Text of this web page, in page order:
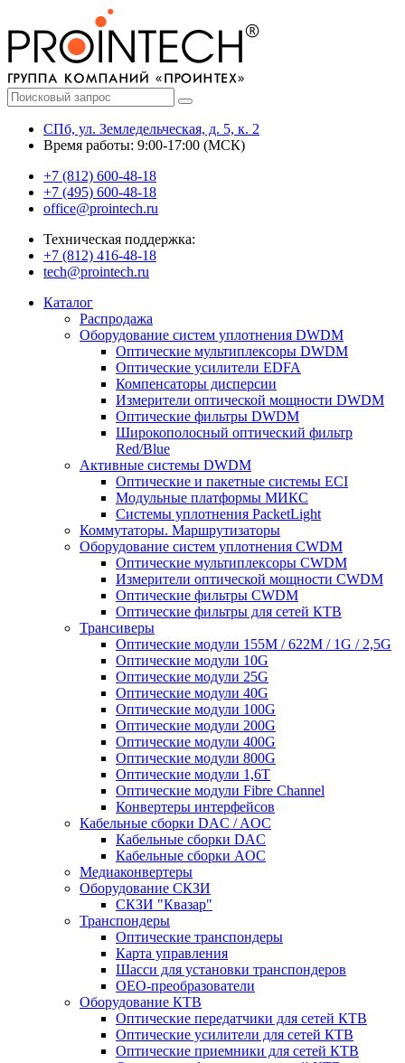
СПб, ул. Земледельческая, д. 5, к. 2
Время работы: 9:00-17:00 (МСК)
+7 (812) 600-48-18
+7 (495) 600-48-18
office@prointech.ru
Техническая поддержка:
+7 (812) 416-48-18
tech@prointech.ru
Каталог
Распродажа
Оборудование систем уплотнения DWDM
Оптические мультиплексоры DWDM
Оптические усилители EDFA
Компенсаторы дисперсии
Измерители оптической мощности DWDM
Оптические фильтры DWDM
Широкополосный оптический фильтр
Red/Blue
Активные системы DWDM
Оптические и пакетные системы ECI
Модульные платформы МИКС
Системы уплотнения PacketLight
Коммутаторы. Маршрутизаторы
Оборудование систем уплотнения CWDM
Оптические мультиплексоры CWDM
Измерители оптической мощности CWDM
Оптические фильтры CWDM
Оптические фильтры для сетей КТВ
Трансиверы
Оптические модули 155M / 622M / 1G / 2,5G
Оптические модули 10G
Оптические модули 25G
Оптические модули 40G
Оптические модули 100G
Оптические модули 200G
Оптические модули 400G
Оптические модули 800G
Оптические модули 1,6T
Оптические модули Fibre Channel
Конвертеры интерфейсов
Кабельные сборки DAC / AOC
Кабельные сборки DAC
Кабельные сборки AOC
Медиаконвертеры
Оборудование СКЗИ
СКЗИ "Квазар"
Транспондеры
Оптические транспондеры
Карта управления
Шасси для установки транспондеров
OEO-преобразователи
Оборудование КТВ
Оптические передатчики для сетей КТВ
Оптические усилители для сетей КТВ
Оптические приемники для сетей КТВ